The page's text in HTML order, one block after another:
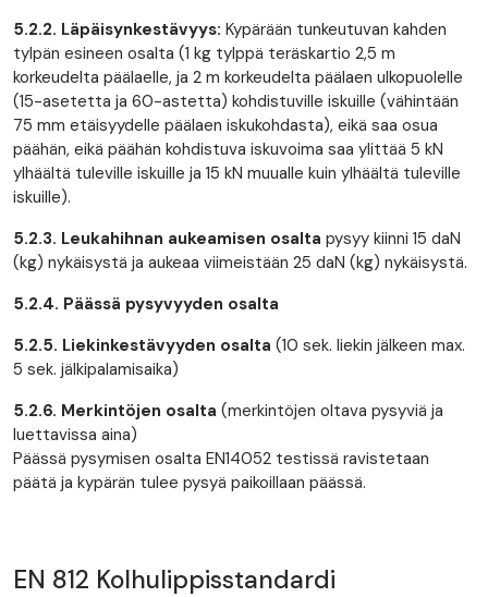
5.2.2. Läpäisynkestävyys: Kypärään tunkeutuvan kahden
tylpän esineen osalta (1 kg tylppä teräskartio 2,5 m
korkeudelta päälaelle, ja 2 m korkeudelta päälaen ulkopuolelle
(15-asetetta ja 60-astetta) kohdistuville iskuille (vähintään
75 mm etäisyydelle päälaen iskukohdasta), eikä saa osua
päähän, eikä päähän kohdistuva iskuvoima saa ylittää 5 kN
ylhäältä tuleville iskuille ja 15 kN muualle kuin ylhäältä tuleville
iskuille).
5.2.3. Leukahihnan aukeamisen osalta pysyy kiinni 15 daN
(kg) nykäisystä ja aukeaa viimeistään 25 daN (kg) nykäisystä.
5.2.4. Päässä pysyvyyden osalta
5.2.5. Liekinkestävyyden osalta (10 sek. liekin jälkeen max.
5 sek. jälkipalamisaika)
5.2.6. Merkintöjen osalta (merkintöjen oltava pysyviä ja
luettavissa aina)
Päässä pysymisen osalta EN14052 testissä ravistetaan
päätä ja kypärän tulee pysyä paikoillaan päässä.
EN 812 Kolhulippisstandardi